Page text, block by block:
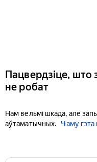
Пацвердзіце, што
не робат
Нам вельмі шкада, але
аўтаматычных.
Чаму гэта